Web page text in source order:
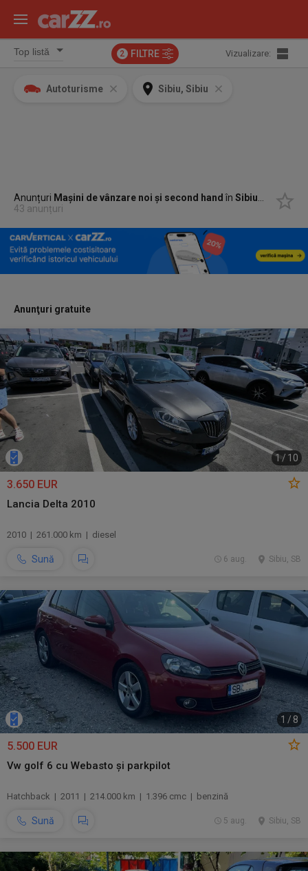
2 FILTRE Vizualizare:
Autoturisme Sibiu, Sibiu
Anunțuri Mașini de vânzare noi și second hand înSibiu, Sibiu
43 anunțuri
Anunţuri gratuite
1 / 10
3.650 EUR
Lancia Delta 2010
2010 | 261.000 km | diesel
Sună Sibiu, SB
6 aug.
1 /8
5.500 EUR
Vw golf 6 cu Webasto și parkpilot
Hatchback | 2011 | 214.000 km | 1.396 cmc | benzină
Sună Sibiu, SB
5 aug.